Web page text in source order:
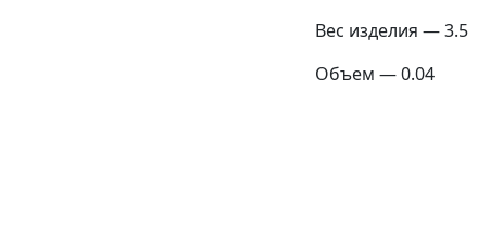
Вес изделия — 3.5
Объем — 0.04